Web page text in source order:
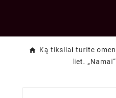
Ką tiksliai turite
liet.